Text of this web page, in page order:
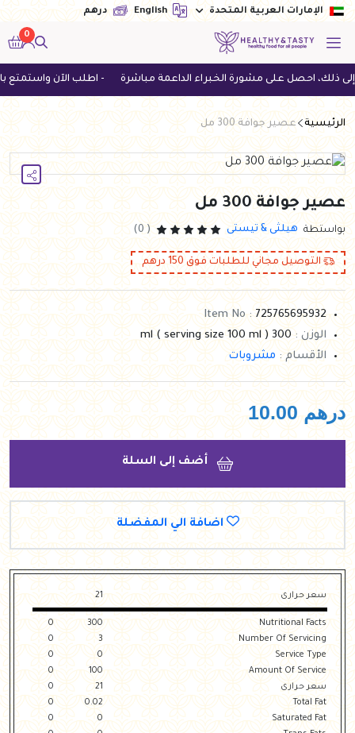
English درهم
0
احصل على مشورة الخبراء الداعمة مباشرة - اطلب الآن واستمتع بالتوصيل
الرئيسية عصير جوافة 300 مل
عصير جوافة 300 مل
بواستطة هيلثى & تيستى ( 0)
التوصيل مجاني للطلبات فوق150درهم
Item No :725765695932
الوزن :300 ml ( serving size 100 ml )
الأقسام : مشروبات
درهم 10.00
أضف إلى السلة
اضافة الي المفضلة
سعر حرارى 21
Nutritional Facts
300
0
Number Of Servicing
3
0
Service Type
0
0
Amount Of Service
100
0
سعر حرارى
21
0
Total Fat
0.02
0
Saturated Fat
0
0